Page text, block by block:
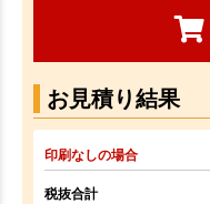
お見積り結果
印刷なしの場合
税抜合計